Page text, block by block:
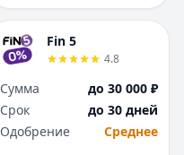
Чебоксары
Челябинск
Чита
Ярославль
Вся Россия
Чебоксары
Челябинск
Чита
Ярославль
Вся Россия
Fin 5
4.8
Сумма
до 30 000 ₽
Срок
до 30 дней
Одобрение
Среднее